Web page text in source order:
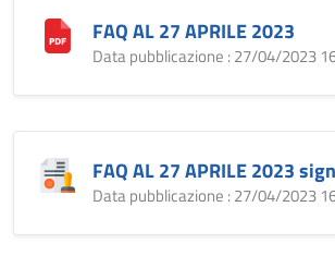
FAQ AL 27 APRILE 2023
Data pubblicazione : 27/04/2023
FAQ AL 27 APRILE 2023
Data pubblicazione : 27/04/2023